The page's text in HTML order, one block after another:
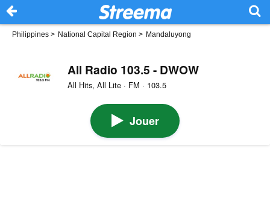
Philippines > National Capital Region > Mandaluyong
All Radio 103.5 - DWOW
All Hits, All Lite · FM · 103.5
Jouer